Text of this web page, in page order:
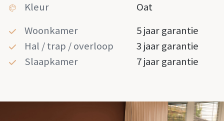
Kleur
Oat
Woonkamer
5 jaar garantie
Hal / trap / overloop
3 jaar garantie
Slaapkamer
7 jaar garantie